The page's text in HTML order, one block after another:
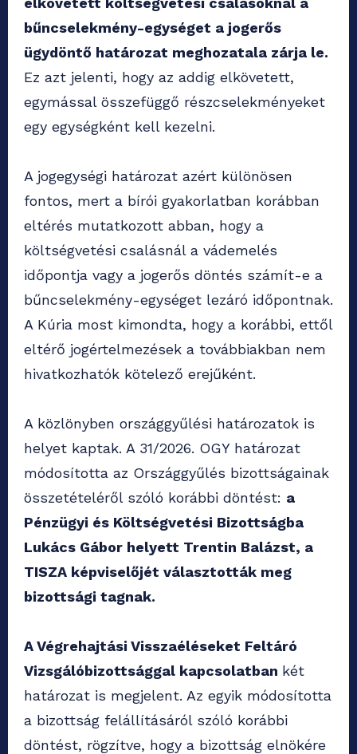
bűncselekmény-egységet a jogerős
ügydöntő határozat meghozatala zárja le.
Ez azt jelenti, hogy az addig elkövetett,
egymással összefüggő részcselekményeket
egy egységként kell kezelni.
A jogegységi határozat azért különösen
fontos, mert a bírói gyakorlatban korábban
eltérés mutatkozott abban, hogy a
költségvetési csalásnál a vádemelés
időpontja vagy a jogerős döntés számít-e a
bűncselekmény-egységet lezáró időpontnak.
A Kúria most kimondta, hogy a korábbi, ettől
eltérő jogértelmezések a továbbiakban nem
hivatkozhatók kötelező erejűként.
A közlönyben országgyűlési határozatok is
helyet kaptak. A 31/2026. OGY határozat
módosította az Országgyűlés bizottságainak
összetételéről szóló korábbi döntést: a
Pénzügyi és Költségvetési Bizottságba
Lukács Gábor helyett Trentin Balázst, a
TISZA képviselőjét választották meg
bizottsági tagnak.
A Végrehajtási Visszaéléseket Feltáró
Vizsgálóbizottsággal kapcsolatban két
határozat is megjelent. Az egyik módosította
a bizottság felállításáról szóló korábbi
döntést, rögzítve, hogy a bizottság elnökére